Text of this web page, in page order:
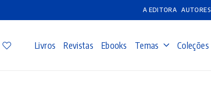
A EDITORA AUTORES
Livros Revistas Ebooks Temas Coleções